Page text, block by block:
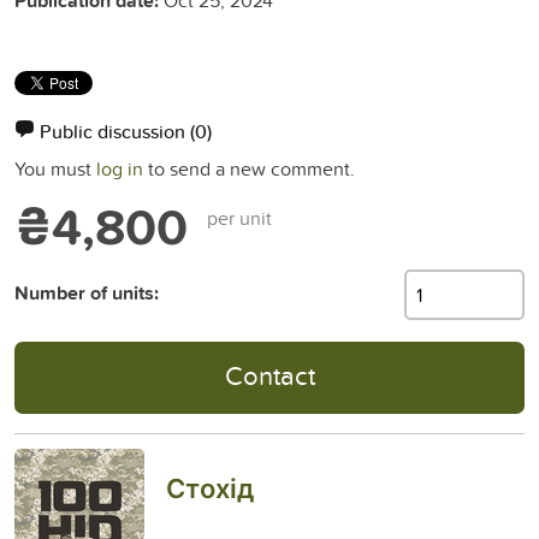
Public discussion (0)
You must log in to send a new comment.
₴4,800 per unit
Number of units:
Contact
Стохід